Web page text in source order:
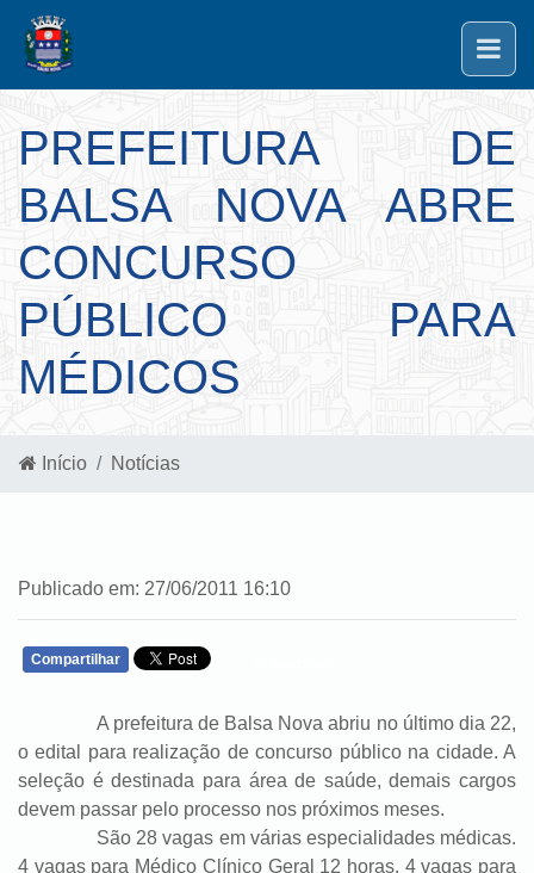
PREFEITURA DE
BALSA NOVA ABRE
CONCURSO
PÚBLICO PARA
MÉDICOS
Início Notícias
Publicado em: 27/06/2011 16:10
Compartilhar
A prefeitura de Balsa Nova abriu no último dia 22,
o edital para realização de concurso público na cidade. A
seleção é destinada para área de saúde, demais cargos
devem passar pelo processo nos próximos meses.
São 28 vagas em várias especialidades médicas.
4 vagas para Médico Clínico Geral 12 horas, 4 vagas para